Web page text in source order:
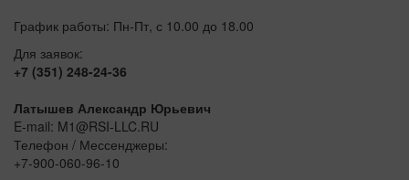
График работы: Пн-Пт, с 10.00 до 18.00
Для заявок:
+7 (351) 248-24-36
Латышев Александр Юрьевич
E-mail: M1@RSI-LLC.RU
Телефон / Мессенджеры:
+7-900-060-96-10